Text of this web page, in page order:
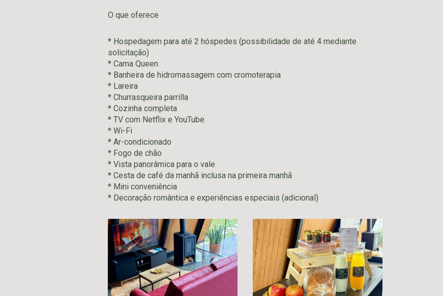
O que oferece
* Hospedagem para até 2 hóspedes (possibilidade de até 4 mediante
solicitação)
* Cama Queen
* Banheira de hidromassagem com cromoterapia
* Lareira
* Churrasqueira parrilla
* Cozinha completa
* TV com Netflix e YouTube
* Wi-Fi
* Ar-condicionado
* Fogo de chão
* Vista panorâmica para o vale
* Cesta de café da manhã inclusa na primeira manhã
* Mini conveniência
* Decoração romântica e experiências especiais (adicional)